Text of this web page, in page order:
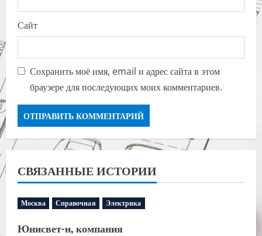
Сайт
Сохранить моё имя, email и адрес сайта в этом
браузере для последующих моих комментариев.
СВЯЗАННЫЕ ИСТОРИИ
Москва Справочная Электрика
Юнисвет-н, компания